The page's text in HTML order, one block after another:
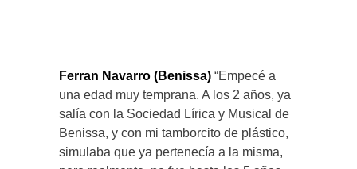
Ferran Navarro (Benissa) “Empecé a
una edad muy temprana. A los 2 años, ya
salía con la Sociedad Lírica y Musical de
Benissa, y con mi tamborcito de plástico,
simulaba que ya pertenecía a la misma,